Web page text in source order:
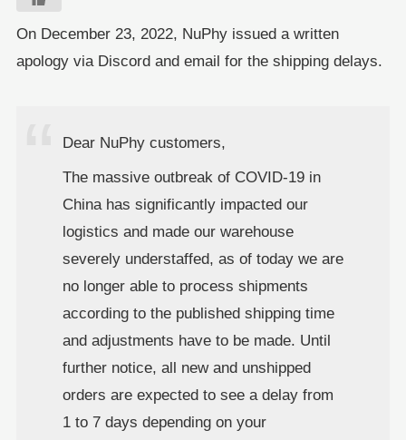
On December 23, 2022, NuPhy issued a written
apology via Discord and email for the shipping delays.
Dear NuPhy customers,
The massive outbreak of COVID-19 in
China has significantly impacted our
logistics and made our warehouse
severely understaffed, as of today we are
no longer able to process shipments
according to the published shipping time
and adjustments have to be made. Until
further notice, all new and unshipped
orders are expected to see a delay from
1 to 7 days depending on your